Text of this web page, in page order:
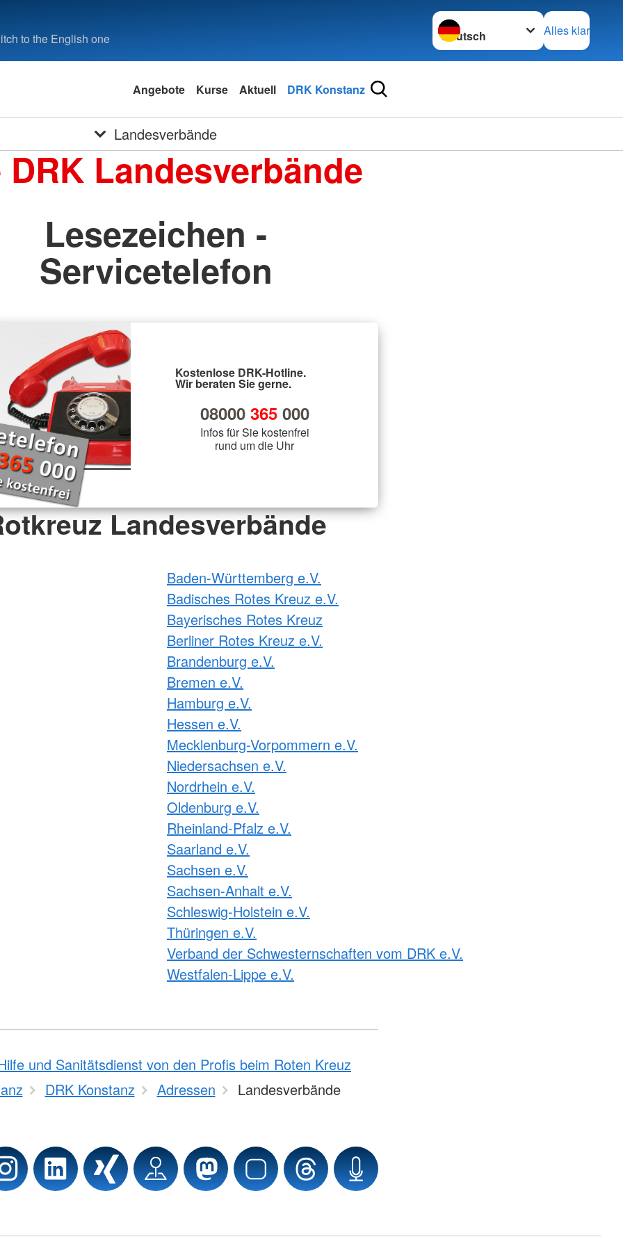
to the English one
Sprache wechseln zu
Alles klar
Angebote Kurse Aktuell DRK Konstanz
Landesverbände
DRK Landesverbände
Lesezeichen -
Servicetelefon
Kostenlose DRK-Hotline.
Wir beraten Sie gerne.
08000 365000
Infos für Sie kostenfrei
rund um die Uhr
Landesverbände
Baden-Württemberg e.V.
Badisches Rotes Kreuz e.V.
Bayerisches Rotes Kreuz
Berliner Rotes Kreuz e.V.
Brandenburg e.V.
Bremen e.V.
Hamburg e.V.
Hessen e.V.
Mecklenburg-Vorpommern e.V.
Niedersachsen e.V.
Nordrhein e.V.
Oldenburg e.V.
Rheinland-Pfalz e.V.
Saarland e.V.
Sachsen e.V.
Sachsen-Anhalt e.V.
Schleswig-Holstein e.V.
Thüringen e.V.
Verband der Schwesternschaften vom DRK e.V.
Westfalen-Lippe e.V.
und Sanitätsdienst von den Profis beim Roten Kreuz
DRK Konstanz Adressen Landesverbände